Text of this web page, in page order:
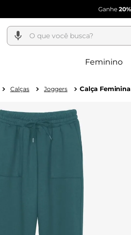
Ganhe
O que você busca?
Feminino
Calças Joggers Calça